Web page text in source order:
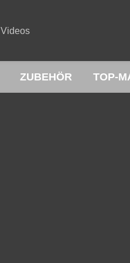
Videos
ZUBEHÖR TOP-